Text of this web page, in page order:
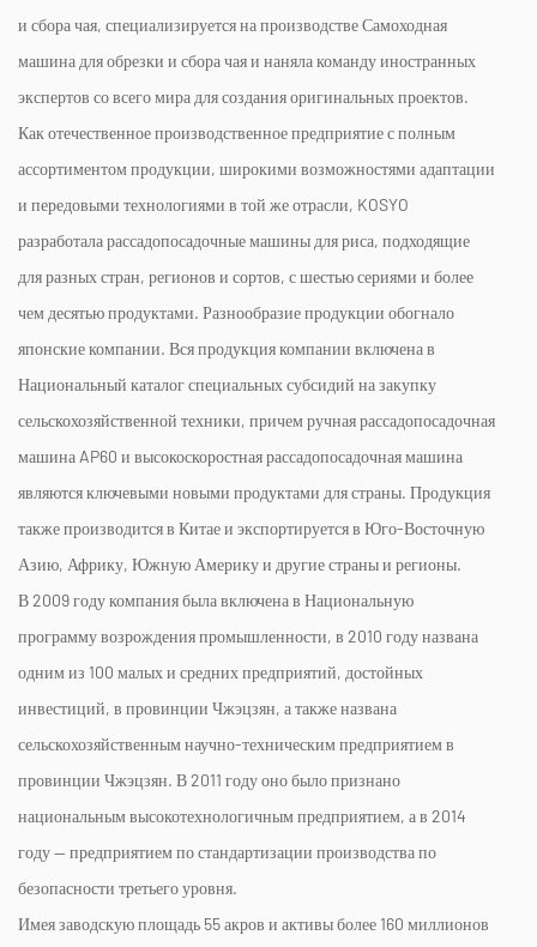
и сбора чая, специализируется на производстве Самоходная
машина для обрезки и сбора чая и наняла команду иностранных
экспертов со всего мира для создания оригинальных проектов.
Как отечественное производственное предприятие с полным
ассортиментом продукции, широкими возможностями адаптации
и передовыми технологиями в той же отрасли, KOSYO
разработала рассадопосадочные машины для риса, подходящие
для разных стран, регионов и сортов, с шестью сериями и более
чем десятью продуктами. Разнообразие продукции обогнало
японские компании. Вся продукция компании включена в
Национальный каталог специальных субсидий на закупку
сельскохозяйственной техники, причем ручная рассадопосадочная
машина AP60 и высокоскоростная рассадопосадочная машина
являются ключевыми новыми продуктами для страны. Продукция
также производится в Китае и экспортируется в Юго-Восточную
Азию, Африку, Южную Америку и другие страны и регионы.
В 2009 году компания была включена в Национальную
программу возрождения промышленности, в 2010 году названа
одним из 100 малых и средних предприятий, достойных
инвестиций, в провинции Чжэцзян, а также названа
сельскохозяйственным научно-техническим предприятием в
провинции Чжэцзян. В 2011 году оно было признано
национальным высокотехнологичным предприятием, а в 2014
году — предприятием по стандартизации производства по
безопасности третьего уровня.
Имея заводскую площадь 55 акров и активы более 160 миллионов